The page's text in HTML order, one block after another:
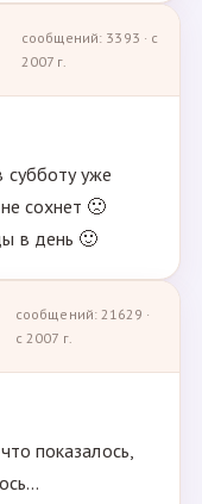
сообщений: 3393 · с
2007 г.
субботу уже
сохнет 🙁
в день 🙂
сообщений: 21629 ·
с 2007 г.
показалось,